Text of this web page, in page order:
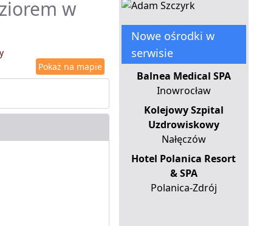
w
Pokaż na mapie
Nowe ośrodki w
serwisie
Balnea Medical SPA
Inowrocław
Kolejowy Szpital
Uzdrowiskowy
Nałęczów
Hotel Polanica Resort
& SPA
Polanica-Zdrój